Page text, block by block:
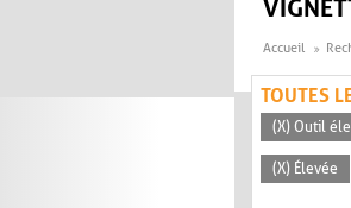
Accueil
TOUTES
(X) Outil
(X) Élevée